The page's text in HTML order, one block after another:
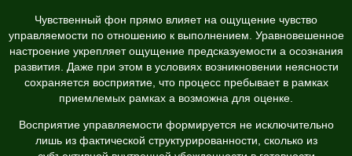
Чувственный фон прямо влияет на ощущение чувство
управляемости по отношению к выполнением. Уравновешенное
настроение укрепляет ощущение предсказуемости а осознания
развития. Даже при этом в условиях возникновении неясности
сохраняется восприятие, что процесс пребывает в рамках
приемлемых рамках а возможна для оценке.
Восприятие управляемости формируется не исключительно
лишь из фактической структурированности, сколько из